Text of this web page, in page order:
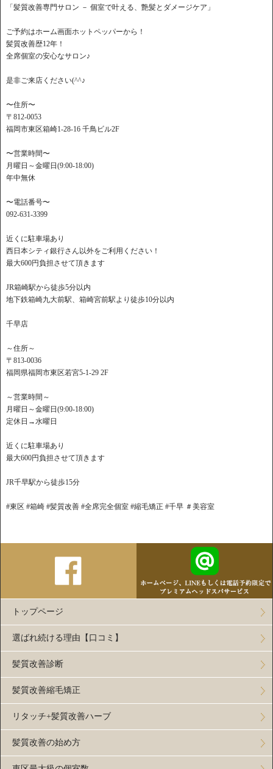
「髪質改善専門サロン － 個室で叶える、艶髪とダメージケア」
ご予約はホーム画面ホットペッパーから！
髪質改善歴12年！
全席個室の安心なサロン♪
是非ご来店ください(^^♪
〜住所〜
〒812-0053
福岡市東区箱崎1-28-16 千鳥ビル2F
〜営業時間〜
月曜日～金曜日(9:00-18:00)
年中無休
〜電話番号〜
092-631-3399
近くに駐車場あり
西日本シティ銀行さん以外をご利用ください！
最大600円負担させて頂きます
JR箱崎駅から徒歩5分以内
地下鉄箱崎九大前駅、箱崎宮前駅より徒歩10分以内
千早店
～住所～
〒813-0036
福岡県福岡市東区若宮5-1-29 2F
～営業時間～
月曜日～金曜日(9:00-18:00)
定休日→水曜日
近くに駐車場あり
最大600円負担させて頂きます
JR千早駅から徒歩15分
#東区 #箱崎 #髪質改善 #全席完全個室 #縮毛矯正 #千早 ＃美容室
トップページ
選ばれ続ける理由【口コミ】
髪質改善診断
髪質改善縮毛矯正
リタッチ+髪質改善ハーブ
髪質改善の始め方